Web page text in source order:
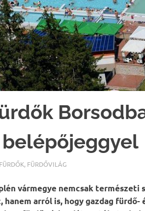
, FÜRDŐVILÁG
vármegye nemcsak természeti
hanem arról is, hogy gazdag